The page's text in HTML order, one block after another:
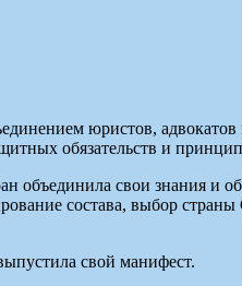
юристов,
обязательств и
объединила свои знания и
состава, выбор
свой манифест.